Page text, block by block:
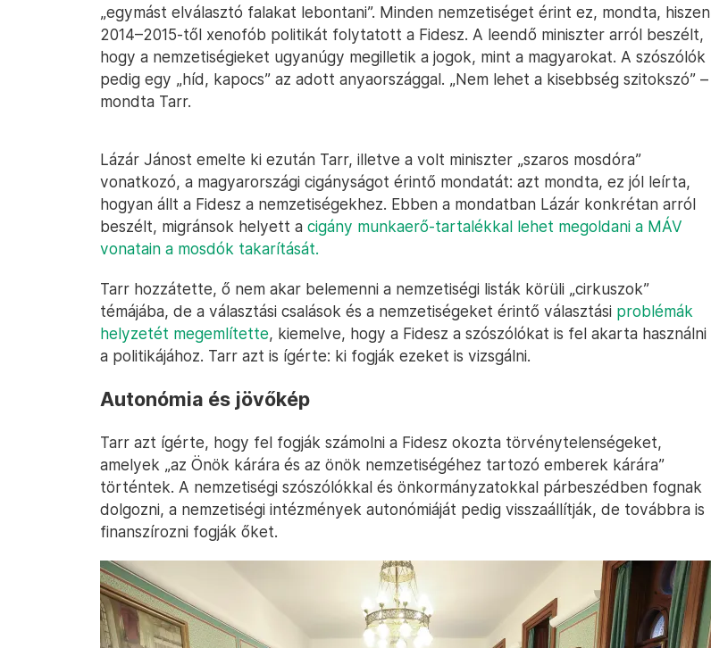
„egymást elválasztó falakat lebontani”. Minden nemzetiséget érint ez, mondta, hiszen
2014–2015-től xenofób politikát folytatott a Fidesz. A leendő miniszter arról beszélt,
hogy a nemzetiségieket ugyanúgy megilletik a jogok, mint a magyarokat. A szószólók
pedig egy „híd, kapocs” az adott anyaországgal. „Nem lehet a kisebbség szitokszó” –
mondta Tarr.
Lázár Jánost emelte ki ezután Tarr, illetve a volt miniszter „szaros mosdóra”
vonatkozó, a magyarországi cigányságot érintő mondatát: azt mondta, ez jól leírta,
hogyan állt a Fidesz a nemzetiségekhez. Ebben a mondatban Lázár konkrétan arról
beszélt, migránsok helyett a cigány munkaerő-tartalékkal lehet megoldani a MÁV
vonatain a mosdók takarítását.
Tarr hozzátette, ő nem akar belemenni a nemzetiségi listák körüli „cirkuszok”
témájába, de a választási csalások és a nemzetiségeket érintő választási problémák
helyzetét megemlítette, kiemelve, hogy a Fidesz a szószólókat is fel akarta használni
a politikájához. Tarr azt is ígérte: ki fogják ezeket is vizsgálni.
Autonómia és jövőkép
Tarr azt ígérte, hogy fel fogják számolni a Fidesz okozta törvénytelenségeket,
amelyek „az Önök kárára és az önök nemzetiségéhez tartozó emberek kárára”
történtek. A nemzetiségi szószólókkal és önkormányzatokkal párbeszédben fognak
dolgozni, a nemzetiségi intézmények autonómiáját pedig visszaállítják, de továbbra is
finanszírozni fogják őket.